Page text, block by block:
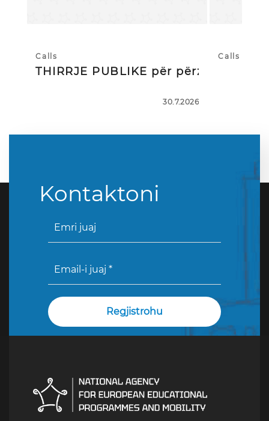
Calls
THIRRJE PUBLIKE për përzgjedhj
30.7.2026
Calls
Kontaktoni